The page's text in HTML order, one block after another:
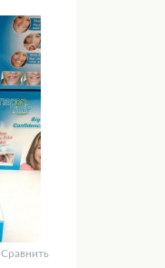
Сравнить